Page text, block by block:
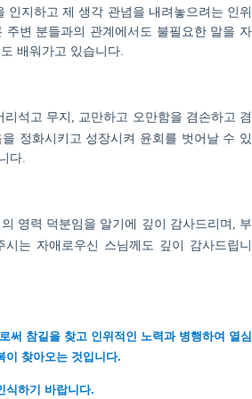
인지하고 제 생각 관념을 내려놓으려는 인위
주변 분들과의 관계에서도 불필요한 말을 자
배워가고 있습니다
석고 무지 교만하고 오만함을 겸손하고 겸
정화시키고 성장시켜 윤회를 벗어날 수 있
다
영력 덕분임을 알기에 깊이 감사드리며 부
는 자애로우신 스님께도 깊이 감사드립니
써 참길을 찾고 인위적인 노력과 병행하여 열심
이 찾아오는 것입니다.
식하기 바랍니다.